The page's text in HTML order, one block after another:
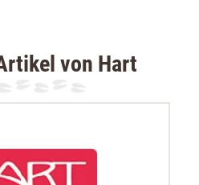
von Hart